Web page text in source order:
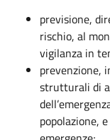
previsione,
rischio, al
vigilanza in
prevenzione,
strutturali di
popolazione,